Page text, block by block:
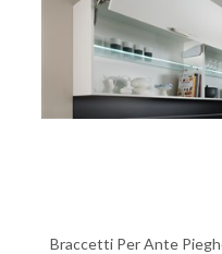
Braccetti Per Ante